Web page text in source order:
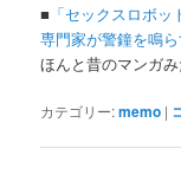
■ 「セックスロボ
専門家が警鐘を鳴
ほんと昔のマンガ
カテゴリー:memo |